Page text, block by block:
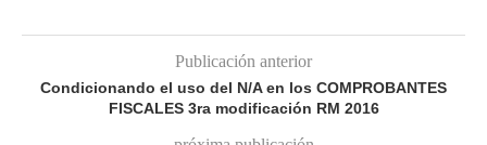
Publicación anterior
Condicionando el uso del N/A en los COMPROBANTES
FISCALES 3ra modificación RM 2016